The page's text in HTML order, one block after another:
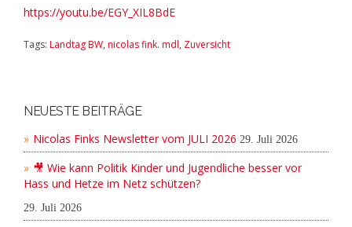
https://youtu.be/EGY_XIL8BdE
Tags: Landtag BW, nicolas fink. mdl, Zuversicht
NEUESTE BEITRÄGE
Nicolas Finks Newsletter vom JULI 2026 29. Juli 2026
🎥 Wie kann Politik Kinder und Jugendliche besser vor
Hass und Hetze im Netz schützen?
29. Juli 2026